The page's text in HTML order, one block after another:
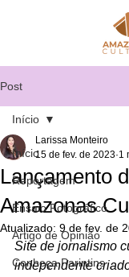
Post
Início
Reportagem
Ensaio Fotográfico
Artigo de Opinião
Conheça Parintins
Início
Lançamento
Amazonas
Larissa Monteiro
15 de fev. de 2023 1
Atualizado: 9 de fev. de
Site de jornalismo
independente